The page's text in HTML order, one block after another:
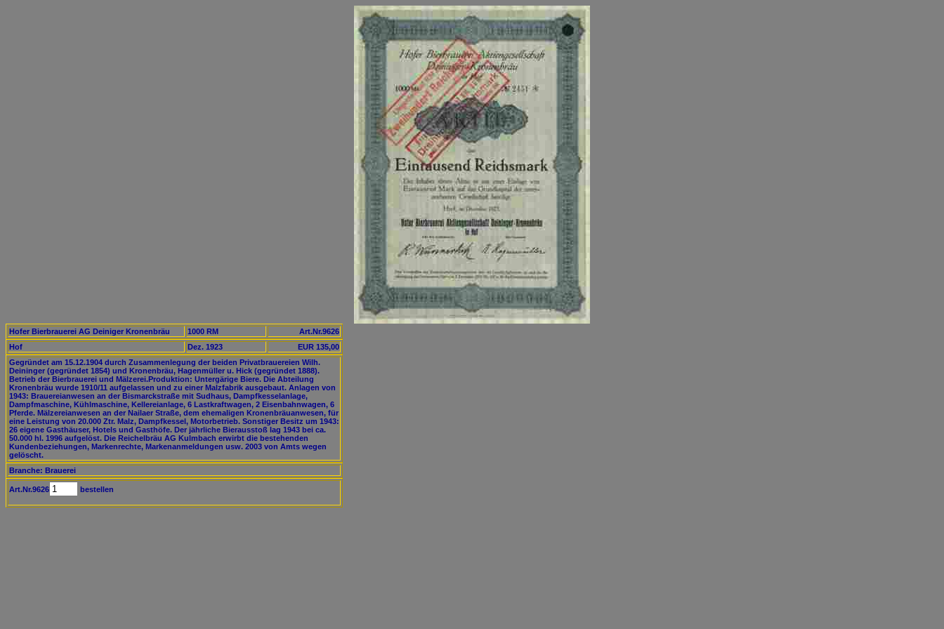
Hofer Bierbrauerei AG Deiniger Kronenbräu 1000 RM
Art.Nr.9626
Hof
Dez. 1923
EUR 135,00
Gegründet am 15.12.1904 durch Zusammenlegung der beiden Privatbrauereien Wilh.
Deininger (gegründet 1854) und Kronenbräu, Hagenmüller u. Hick (gegründet 1888).
Betrieb der Bierbrauerei und Mälzerei.Produktion: Untergärige Biere. Die Abteilung
Kronenbräu wurde 1910/11 aufgelassen und zu einer Malzfabrik ausgebaut. Anlagen von
1943: Brauereianwesen an der Bismarckstraße mit Sudhaus, Dampfkesselanlage,
Dampfmaschine, Kühlmaschine, Kellereianlage, 6 Lastkraftwagen, 2 Eisenbahnwagen, 6
Pferde. Mälzereianwesen an der Nailaer Straße, dem ehemaligen Kronenbräuanwesen, für
eine Leistung von 20.000 Ztr. Malz, Dampfkessel, Motorbetrieb. Sonstiger Besitz um 1943:
26 eigene Gasthäuser, Hotels und Gasthöfe. Der jährliche Bierausstoß lag 1943 bei ca.
50.000 hl. 1996 aufgelöst. Die Reichelbräu AG Kulmbach erwirbt die bestehenden
Kundenbeziehungen, Markenrechte, Markenanmeldungen usw. 2003 von Amts wegen
gelöscht.
Branche: Brauerei
Art.Nr.9626 bestellen